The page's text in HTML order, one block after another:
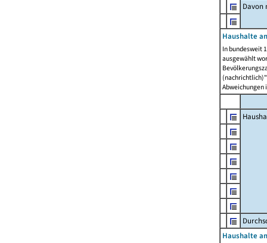
Davon
Haushalte
In bundesweit
ausgewählt
Abweichungen
Haushalte